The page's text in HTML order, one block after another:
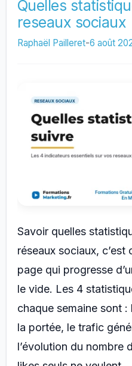
Jour
Sur
Sociaux
Quelles
reseaux sociaux
Raphaël Pailleret-6 août
Savoir quelles
réseaux sociaux,
page qui progresse
le vide. Les 4
chaque semaine sont :
la portée, le trafic
l’évolution du nombre